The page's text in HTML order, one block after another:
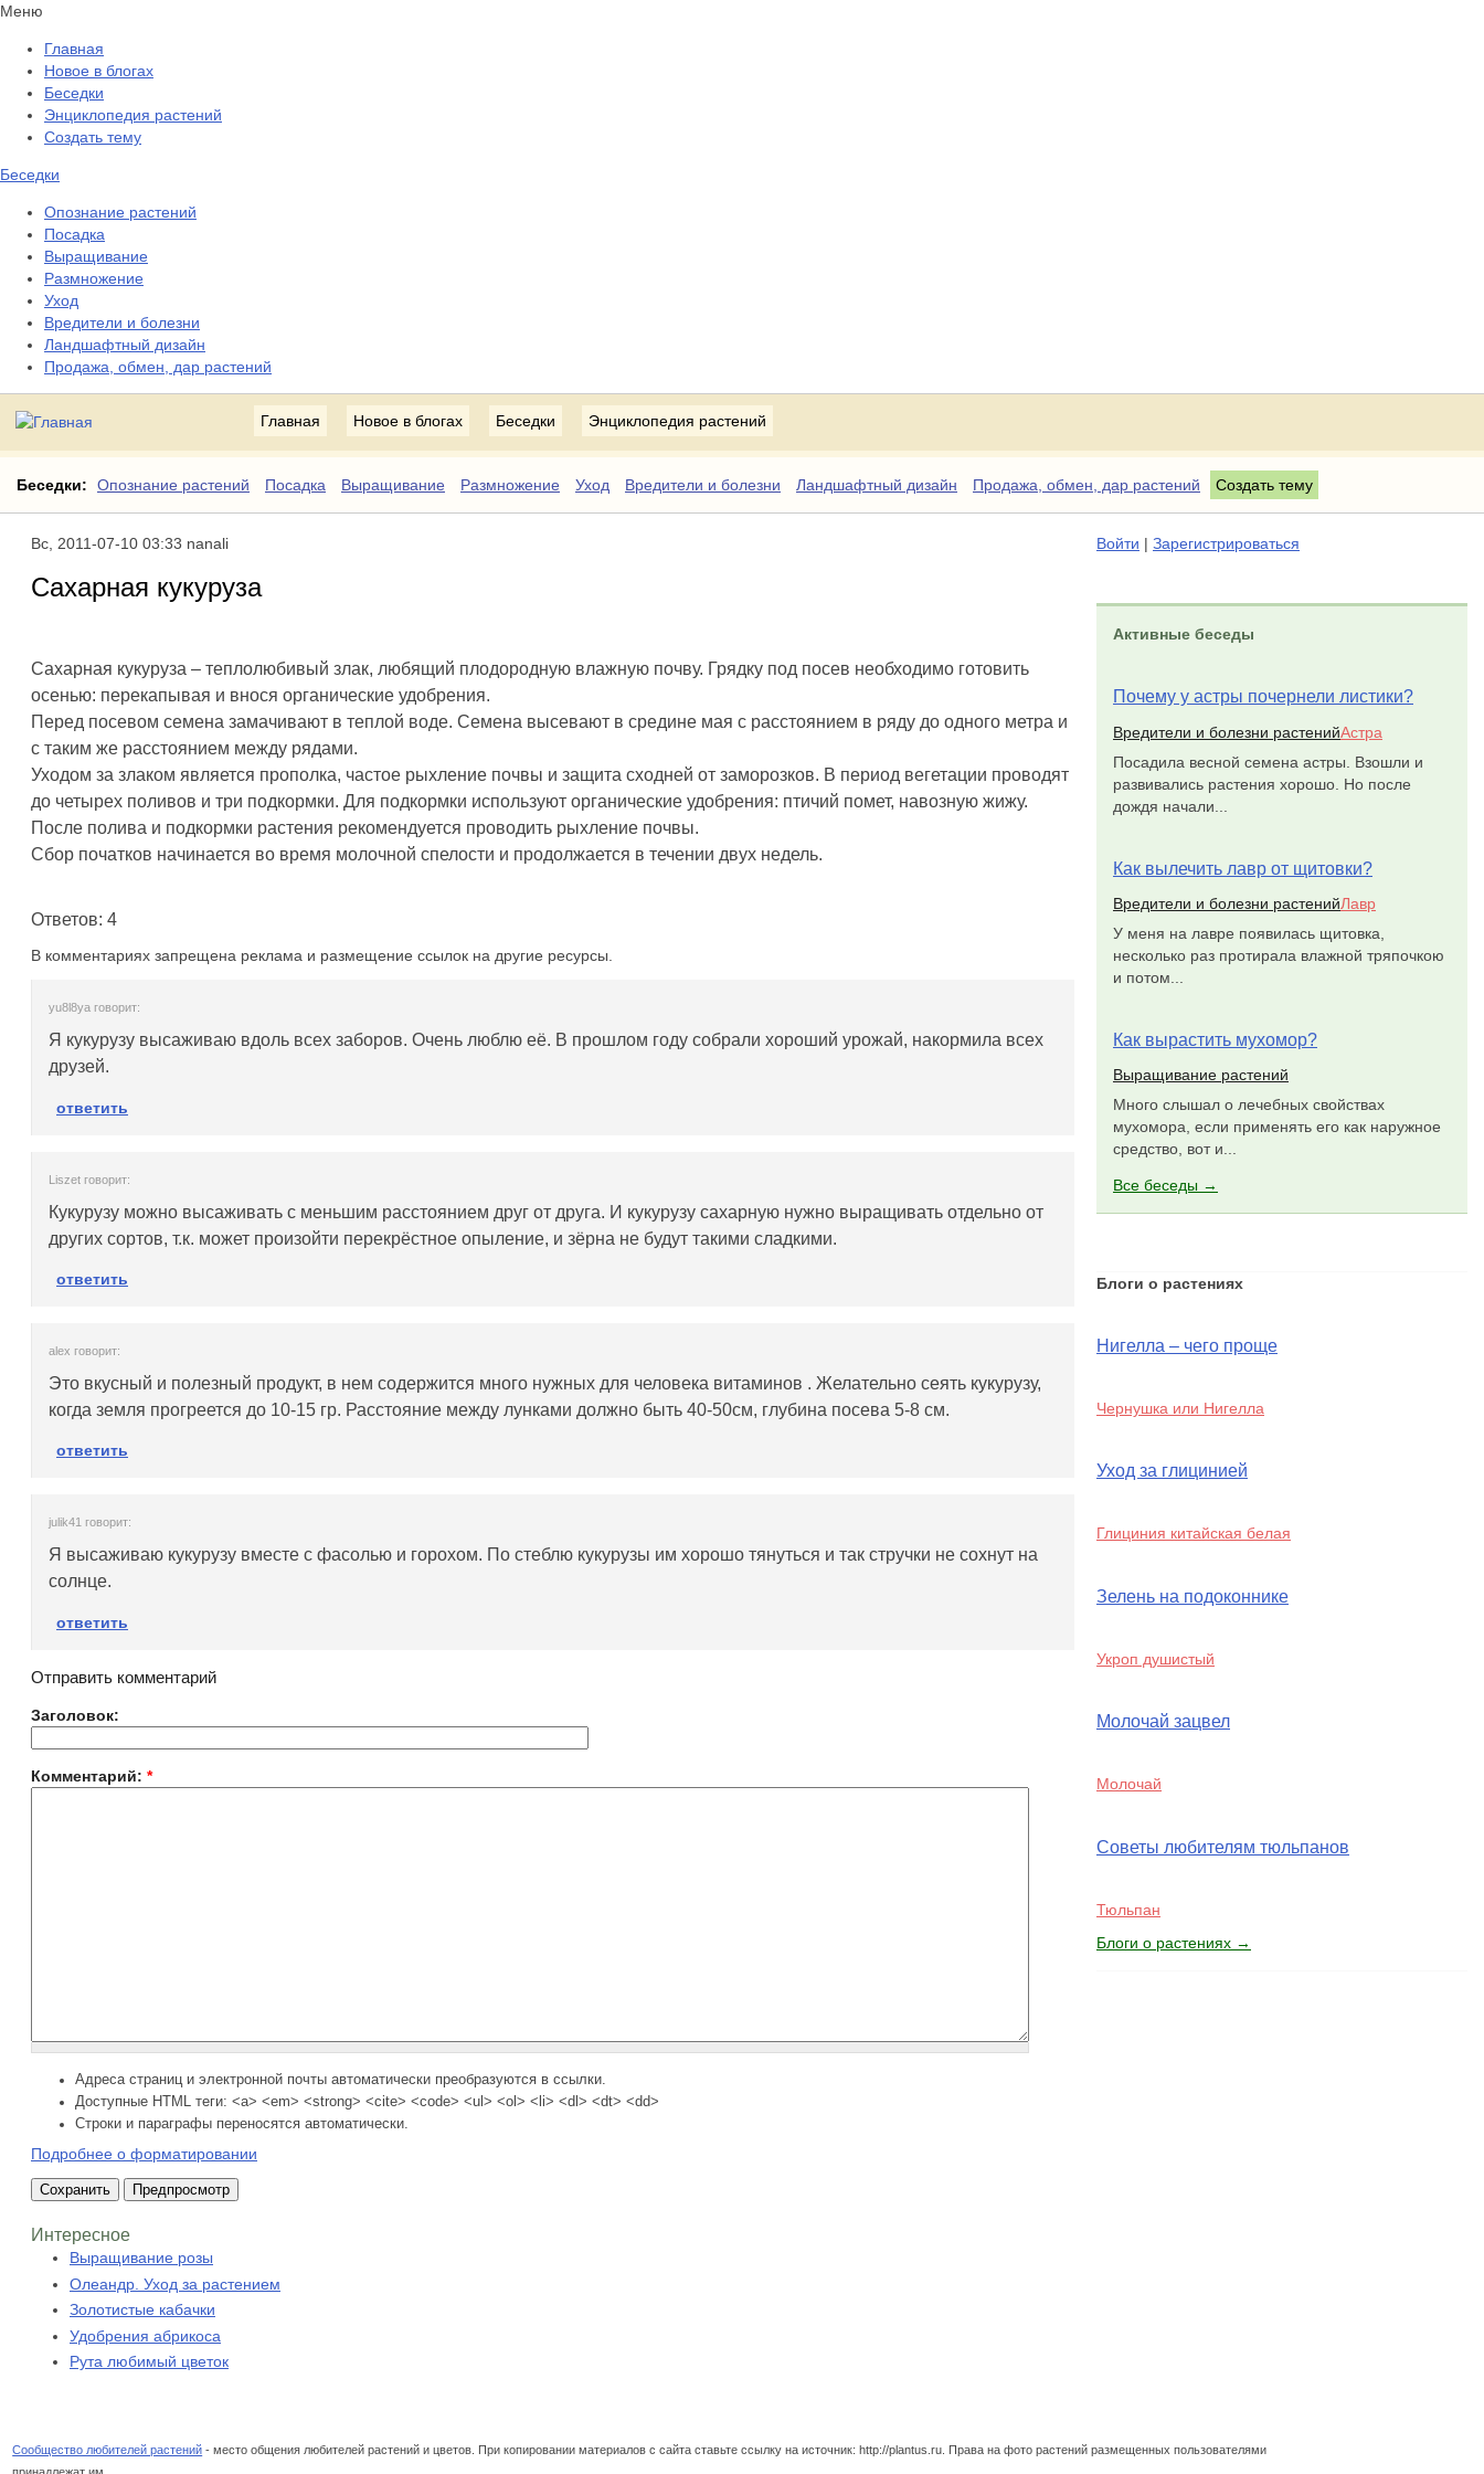
Меню
Главная
Новое в блогах
Беседки
Энциклопедия растений
Создать тему
Беседки
Опознание растений
Посадка
Выращивание
Размножение
Уход
Вредители и болезни
Ландшафтный дизайн
Продажа, обмен, дар растений
Главная Новое в блогах Беседки Энциклопедия растений
Беседки: Опознание растений Посадка Выращивание Размножение Уход Вредители и болезни Ландшафтный дизайн Продажа, обмен, дар растений Создать тему
Вс, 2011-07-10 03:33 nanali
Сахарная кукуруза
Сахарная кукуруза – теплолюбивый злак, любящий плодородную влажную почву. Грядку под посев необходимо готовить
осенью: перекапывая и внося органические удобрения.
Перед посевом семена замачивают в теплой воде. Семена высевают в средине мая с расстоянием в ряду до одного метра и
с таким же расстоянием между рядами.
Уходом за злаком является прополка, частое рыхление почвы и защита сходней от заморозков. В период вегетации проводят
до четырех поливов и три подкормки. Для подкормки используют органические удобрения: птичий помет, навозную жижу.
После полива и подкормки растения рекомендуется проводить рыхление почвы.
Сбор початков начинается во время молочной спелости и продолжается в течении двух недель.
Ответов: 4
В комментариях запрещена реклама и размещение ссылок на другие ресурсы.
yu8l8ya говорит:
Я кукурузу высаживаю вдоль всех заборов. Очень люблю её. В прошлом году собрали хороший урожай, накормила всех
друзей.
ответить
Liszet говорит:
Кукурузу можно высаживать с меньшим расстоянием друг от друга. И кукурузу сахарную нужно выращивать отдельно от
других сортов, т.к. может произойти перекрёстное опыление, и зёрна не будут такими сладкими.
ответить
alex говорит:
Это вкусный и полезный продукт, в нем содержится много нужных для человека витаминов . Желательно сеять кукурузу,
когда земля прогреется до 10-15 гр. Расстояние между лунками должно быть 40-50см, глубина посева 5-8 см.
ответить
julik41 говорит:
Я высаживаю кукурузу вместе с фасолью и горохом. По стеблю кукурузы им хорошо тянуться и так стручки не сохнут на
солнце.
ответить
Отправить комментарий
Заголовок:
Комментарий: *
Адреса страниц и электронной почты автоматически преобразуются в ссылки.
Доступные HTML теги: <a> <em> <strong> <cite> <code> <ul> <ol> <li> <dl> <dt> <dd>
Строки и параграфы переносятся автоматически.
Подробнее о форматировании
Интересное
Выращивание розы
Олеандр. Уход за растением
Золотистые кабачки
Удобрения абрикоса
Рута любимый цветок
Войти | Зарегистрироваться
Активные беседы
Почему у астры почернели листики?
Вредители и болезни растенийАстра
Посадила весной семена астры. Взошли и
развивались растения хорошо. Но после
дождя начали...
Как вылечить лавр от щитовки?
Вредители и болезни растенийЛавр
У меня на лавре появилась щитовка,
несколько раз протирала влажной тряпочкою
и потом...
Как вырастить мухомор?
Выращивание растений
Много слышал о лечебных свойствах
мухомора, если применять его как наружное
средство, вот и...
Все беседы →
Блоги о растениях
Нигелла – чего проще
Чернушка или Нигелла
Уход за глицинией
Глициния китайская белая
Зелень на подоконнике
Укроп душистый
Молочай зацвел
Молочай
Советы любителям тюльпанов
Тюльпан
Блоги о растениях →
Сообщество любителей растений - место общения любителей растений и цветов. При копировании материалов с сайта ставьте ссылку на источник: http://plantus.ru. Права на фото растений размещенных пользователями